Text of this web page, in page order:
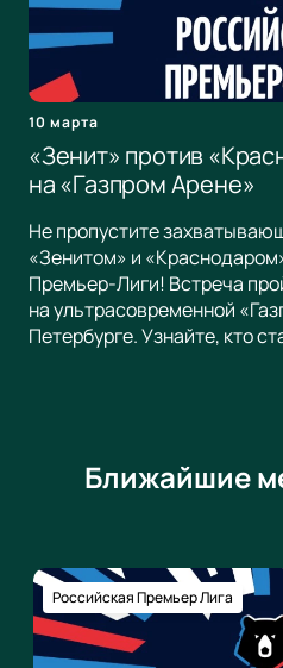
10 марта
«Зенит» против
на «Газпром Арене»
Не пропустите
«Зенитом» и
Премьер-Лиги! Встреча
на ультрасовременной
Петербурге. Узнайте, кто
Ближайшие
Российская Премьер Лига